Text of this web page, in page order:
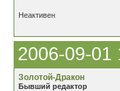
Неактивен
2006-09-01
Золотой-Дракон
Бывший редактор